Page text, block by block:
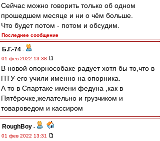
Сейчас можно говорить только об одном
прошедшем месяце и ни о чём больше.
Что будет потом - потом и обсудим.
Последнее сообщение
Б.Г.-74 -
01 фев 2022 13:38
В новой опорнособаке радует хотя бы то,что в
ПТУ его учили именно на опорника.
А то в Спартаке имени федуна ,как в
Пятёрочке,желательно и грузчиком и
товароведом и кассиром
RoughBoy -
01 фев 2022 13:31